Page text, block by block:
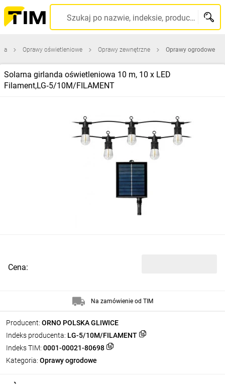
Szukaj po nazwie, indeksie, producencie, kodzie kreskowym...
Oprawy oświetleniowe Oprawy zewnętrzne Oprawy ogrodowe
Solarna girlanda oświetleniowa 10 m, 10 x LED
Filament,LG‑5/10M/FILAMENT
Producent: ORNO POLSKA GLIWICE
Indeks producenta: LG-5/10M/FILAMENT
Indeks TIM: 0001-00021-80698
Kategoria: Oprawy ogrodowe
Cena:
Na zamówienie od TIM